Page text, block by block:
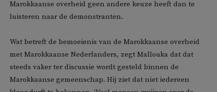
Marokkaanse overheid geen andere keuze heeft dan te
luisteren naar de demonstranten.
Wat betreft de bemoeienis van de Marokkaanse overheid
met Marokkaanse Nederlanders, zegt Mallouka dat dat
steeds vaker ter discussie wordt gesteld binnen de
Marokkaanse gemeenschap. Hij ziet dat niet iedereen